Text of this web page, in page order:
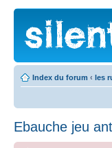
Index du forum ‹ les
Ebauche jeu